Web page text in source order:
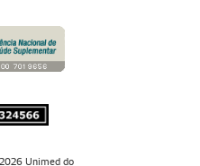
Unimed do